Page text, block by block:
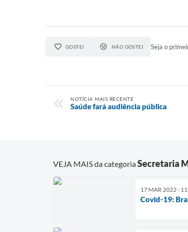
GOSTEI NÃO GOSTEI Seja o
NOTÍCIA MAIS RECENTE
Saúde fará audiência pública
VEJA MAIS da categoriaSecretaria
17 MAR 2022 -
Covid-19: